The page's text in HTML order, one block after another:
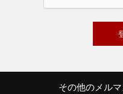
その他のメル